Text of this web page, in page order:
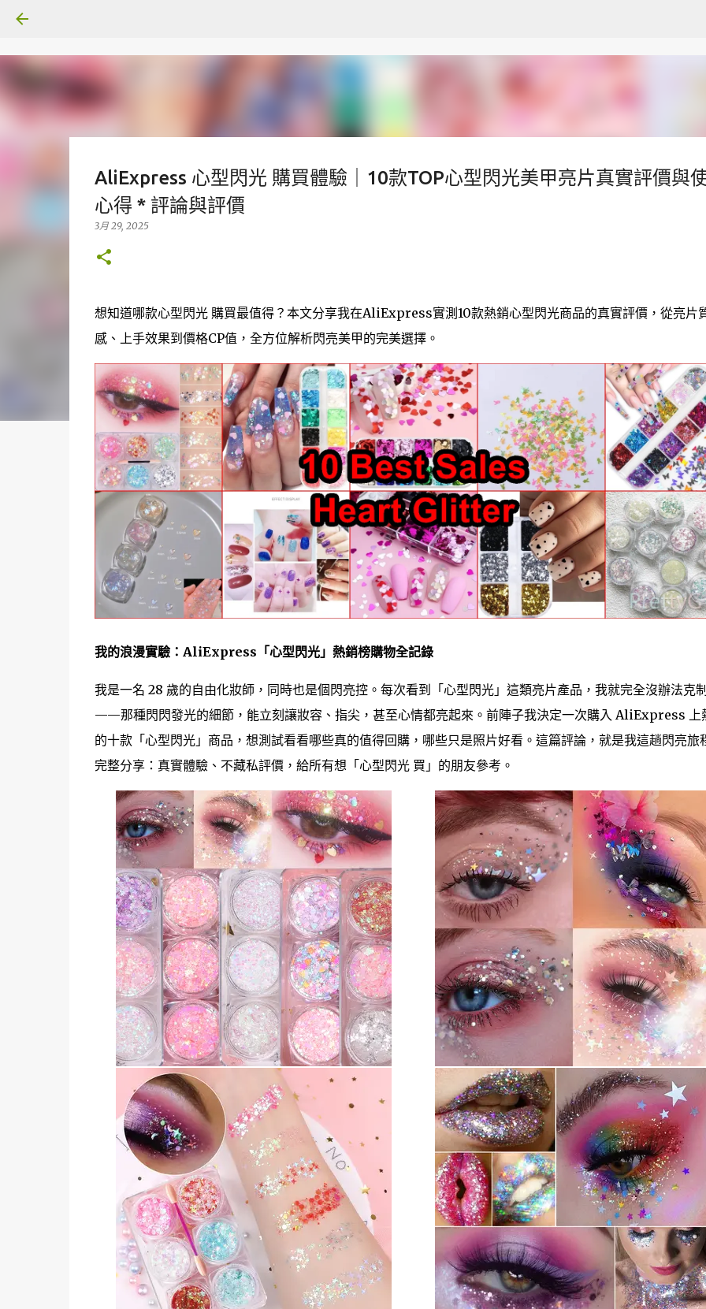
AliExpress 心型閃光 購買體驗｜10款TOP心型閃光美甲亮片真實評價與
心得 * 評論與評價
3月 29, 2025
想知道哪款心型閃光 購買最值得？本文分享我在AliExpress實測10款熱銷心型閃光商品的真實評價，從亮片
感、上手效果到價格CP值，全方位解析閃亮美甲的完美選擇。
我的浪漫實驗：AliExpress「心型閃光」熱銷榜購物全記錄
我是一名 28 歲的自由化妝師，同時也是個閃亮控。每次看到「心型閃光」這類亮片產品，我就完全沒辦法克
——那種閃閃發光的細節，能立刻讓妝容、指尖，甚至心情都亮起來。前陣子我決定一次購入 AliExpress 上
的十款「心型閃光」商品，想測試看看哪些真的值得回購，哪些只是照片好看。這篇評論，就是我這趟閃亮旅
完整分享：真實體驗、不藏私評價，給所有想「心型閃光 買」的朋友參考。